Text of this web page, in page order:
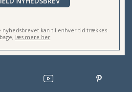
nyhedsbrevet kan til enhver tid trækkes
læs mere her